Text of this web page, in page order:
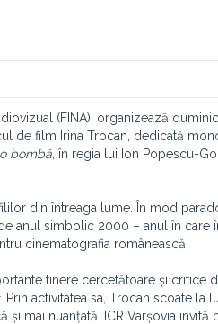
(FINA), organizează
de film Irina Trocan, dedicată
bombă , în regia lui Ion Popescu-
din întreaga lume. În mod
anul simbolic 2000 – anul în care
cinematografia românească.
tinere cercetătoare și critice
. Prin activitatea sa, Trocan scoate la
mai nuanțată. ICR Varșovia invită